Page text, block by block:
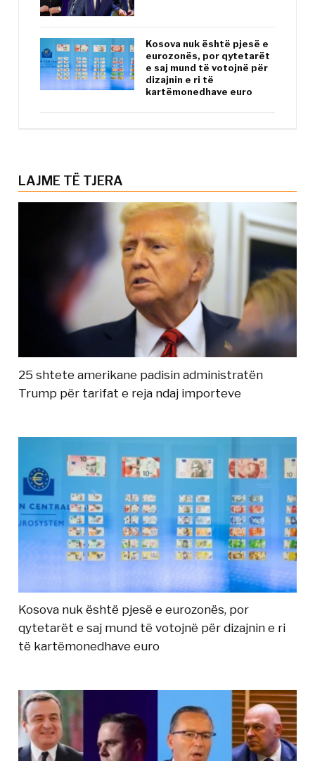
Kosova nuk është pjesë e
eurozonës, por qytetarët
e saj mund të votojnë për
dizajnin e ri të
kartëmonedhave euro
LAJME TË TJERA
25 shtete amerikane padisin administratën
Trump për tarifat e reja ndaj importeve
Kosova nuk është pjesë e eurozonës, por
qytetarët e saj mund të votojnë për dizajnin e ri
të kartëmonedhave euro